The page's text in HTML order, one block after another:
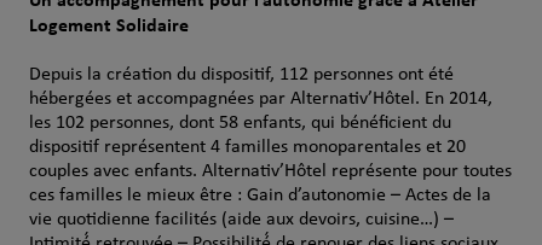
Logement Solidaire
Depuis la création du dispositif, 112 personnes ont été
hébergées et accompagnées par Alternativ’Hôtel. En 2014,
les 102 personnes, dont 58 enfants, qui bénéficient du
dispositif représentent 4 familles monoparentales et 20
couples avec enfants. Alternativ’Hôtel représente pour toutes
ces familles le mieux être : Gain d’autonomie – Actes de la
vie quotidienne facilités (aide aux devoirs, cuisine…) –